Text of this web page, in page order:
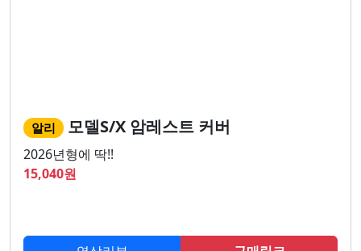
알리 모델S/X 암레스트 커버
2026년형에 딱!!
15,040원